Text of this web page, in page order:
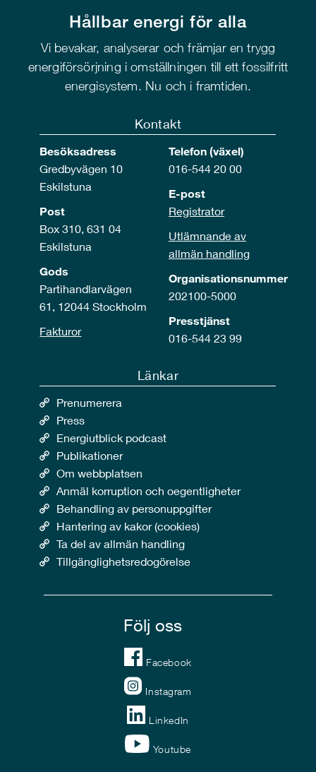
Hållbar energi för alla
Vi bevakar, analyserar och främjar en trygg
energiförsörjning i omställningen till ett fossilfritt
energisystem. Nu och i framtiden.
Kontakt
Besöksadress
Gredbyvägen 10
Eskilstuna
Post
Box 310, 631 04
Eskilstuna
Gods
Partihandlarvägen
61, 12044 Stockholm
Fakturor
Telefon (växel)
016-544 20 00
E-post
Registrator
Utlämnande av
allmän handling
Organisationsnummer
202100-5000
Presstjänst
016-544 23 99
Länkar
Prenumerera
Press
Energiutblick podcast
Publikationer
Om webbplatsen
Anmäl korruption och oegentligheter
Behandling av personuppgifter
Hantering av kakor (cookies)
Ta del av allmän handling
Tillgänglighetsredogörelse
Följ oss
Facebook
Instagram
LinkedIn
Youtube